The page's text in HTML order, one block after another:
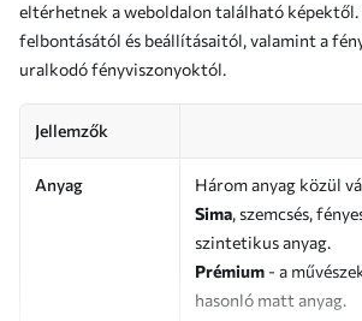
eltérhetnek a weboldalon található
felbontásától és beállításaitól, valamint a
uralkodó fényviszonyoktól.
Jellemzők
Anyag
Három anyag közül
Sima, szemcsés,
szintetikus anyag.
Prémium - a
hasonló matt anyag.